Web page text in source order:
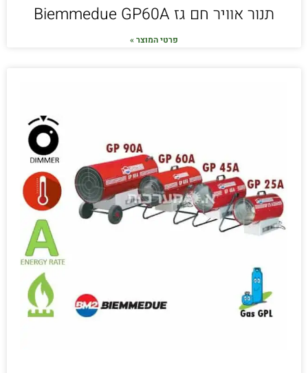
תנור אוויר חם גז Biemmedue GP60A
פרטי המוצר »